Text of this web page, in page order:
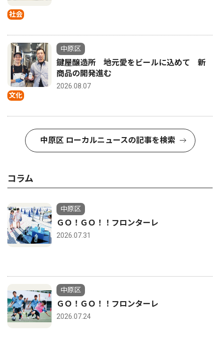
社会
文化
中原区
鍵屋醸造所 地元愛をビールに込めて 新
商品の開発進む
2026.08.07
中原区 ローカルニュースの記事を検索
コラム
中原区
ＧＯ！ＧＯ！！フロンターレ
2026.07.31
中原区
ＧＯ！ＧＯ！！フロンターレ
2026.07.24